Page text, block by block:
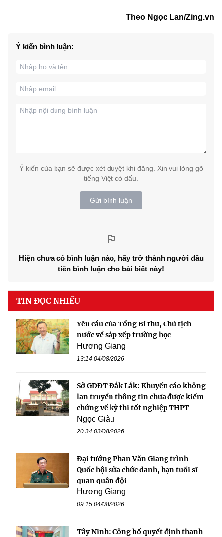
Theo Ngọc Lan/Zing.vn
Ý kiến bình luận:
Ý kiến của bạn sẽ được xét duyệt khi đăng. Xin vui lòng gõ
tiếng Việt có dấu.
Gửi bình luận
Hiện chưa có bình luận nào, hãy trở thành người đầu
tiên bình luận cho bài biết này!
TIN ĐỌC NHIỀU
Yêu cầu của Tổng Bí thư, Chủ tịch
nước về sắp xếp trường học
Hương Giang
13:14 04/08/2026
Sở GDĐT Đắk Lắk: Khuyến cáo không
lan truyền thông tin chưa được kiểm
chứng về kỳ thi tốt nghiệp THPT
Ngọc Giàu
20:34 03/08/2026
Đại tướng Phan Văn Giang trình
Quốc hội sửa chức danh, hạn tuổi sĩ
quan quân đội
Hương Giang
09:15 04/08/2026
Tây Ninh: Công bố quyết định thanh